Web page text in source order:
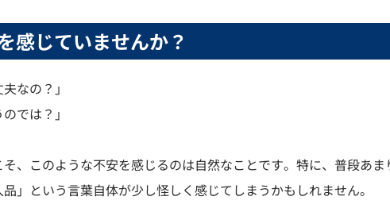
感じていませんか？
なの？」
では？」
、このような不安を感じるのは自然なことです。特に、普段あま
」という言葉自体が少し怪しく感じてしまうかもしれません。